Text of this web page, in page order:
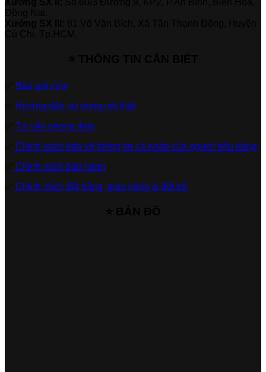
Báo giá cửa
Hướng dẫn sử dụng nội thất
Tư vấn phong thủy
Chính sách bảo vệ thông tin cá nhân của người tiêu dùng
Chính sách bảo hành
Chính sách đặt hàng, giao hàng & đổi trả